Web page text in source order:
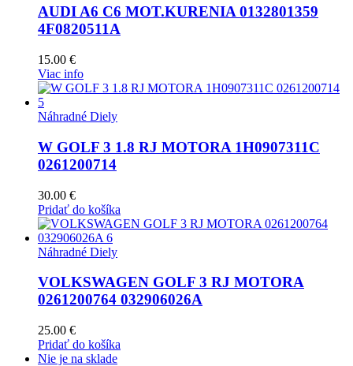
AUDI A6 C6 MOT.KURENIA 0132801359
4F0820511A
15.00 €
Viac info
Náhradné Diely
W GOLF 3 1.8 RJ MOTORA 1H0907311C
0261200714
30.00 €
Pridať do košíka
Náhradné Diely
VOLKSWAGEN GOLF 3 RJ MOTORA
0261200764 032906026A
25.00 €
Pridať do košíka
Nie je na sklade